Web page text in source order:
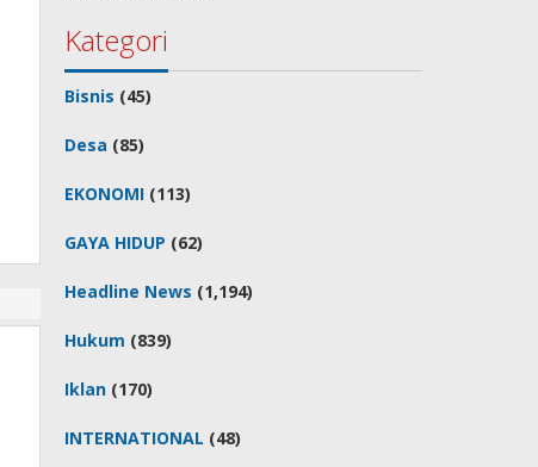
Kategori
Bisnis (45)
Desa (85)
EKONOMI (113)
GAYA HIDUP (62)
Headline News (1,194)
Hukum (839)
Iklan (170)
INTERNATIONAL (48)